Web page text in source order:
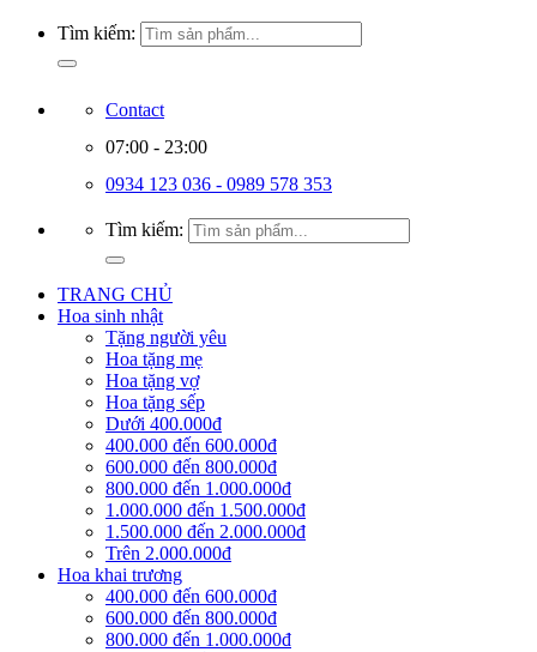
Tìm kiếm:
Contact
07:00 - 23:00
0934 123 036 - 0989 578 353
Tìm kiếm:
TRANG CHỦ
Hoa sinh nhật
Tặng người yêu
Hoa tặng mẹ
Hoa tặng vợ
Hoa tặng sếp
Dưới 400.000đ
400.000 đến 600.000đ
600.000 đến 800.000đ
800.000 đến 1.000.000đ
1.000.000 đến 1.500.000đ
1.500.000 đến 2.000.000đ
Trên 2.000.000đ
Hoa khai trương
400.000 đến 600.000đ
600.000 đến 800.000đ
800.000 đến 1.000.000đ